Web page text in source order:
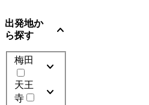
出発地か
ら探す
expand_more
梅田 expand_more
天王
寺
expand_more